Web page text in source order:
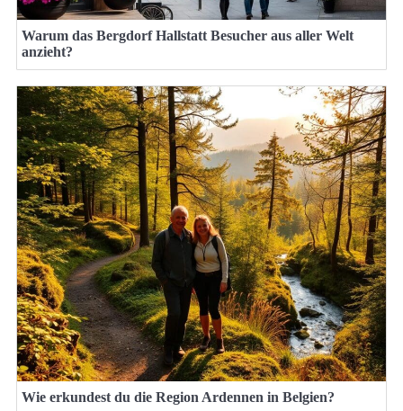
Warum das Bergdorf Hallstatt Besucher aus aller Welt
anzieht?
Wie erkundest du die Region Ardennen in Belgien?